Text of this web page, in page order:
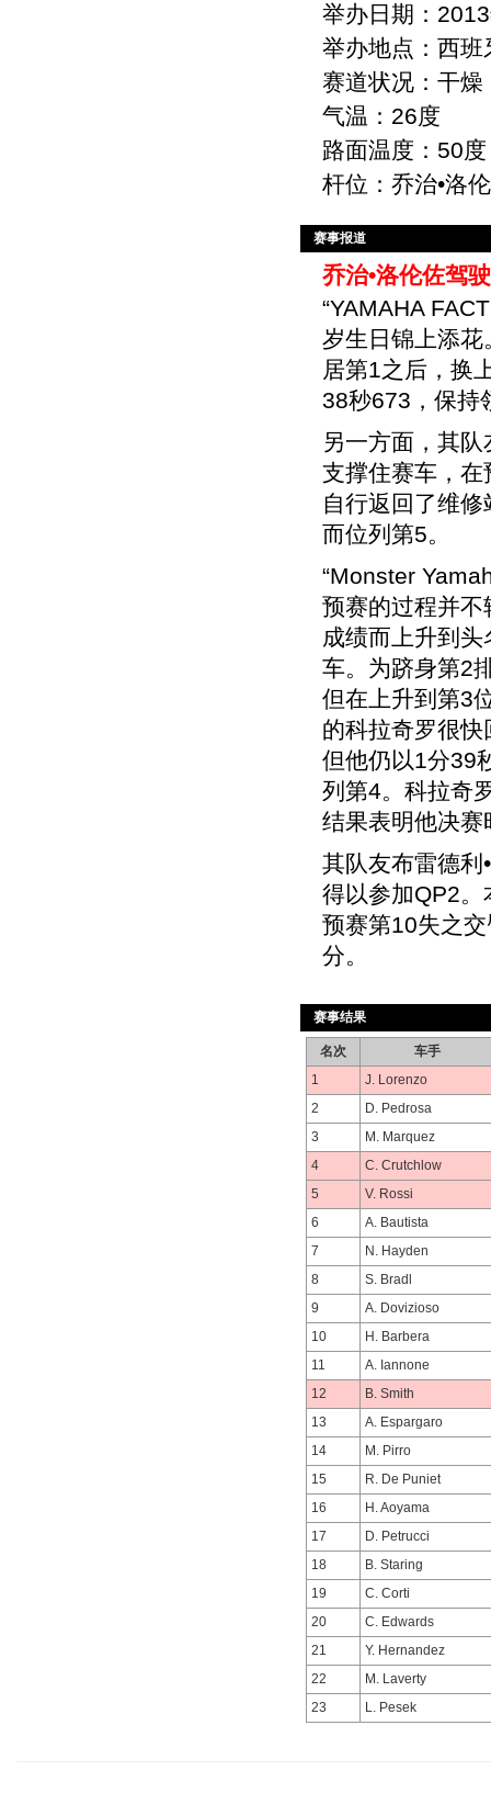
举办日期：
举办地点：西
赛道状况：干燥
气温：26度
路面温度：50度
杆位：乔治•洛
赛事报道
乔治•洛伦佐驾
“YAMAHA
岁生日锦上添
居第1之后，换
38秒673，保持
另一方面，其
支撑住赛车，
自行返回了维
而位列第5。
“Monster
预赛的过程并
成绩而上升到
车。为跻身第2
但在上升到第3
的科拉奇罗很
但他仍以1分39
列第4。科拉奇
结果表明他决赛
其队友布雷德利
得以参加QP2
预赛第10失之
分。
赛事结果
名次
车手
1
J. Lorenzo
2
D. Pedrosa
3
M. Marquez
4
C. Crutchlow
5
V. Rossi
6
A. Bautista
7
N. Hayden
8
S. Bradl
9
A. Dovizioso
10
H. Barbera
11
A. Iannone
12
B. Smith
13
A. Espargaro
14
M. Pirro
15
R. De Puniet
16
H. Aoyama
17
D. Petrucci
18
B. Staring
19
C. Corti
20
C. Edwards
21
Y. Hernandez
22
M. Laverty
23
L. Pesek